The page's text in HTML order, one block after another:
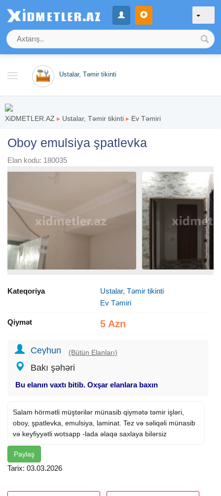
Ustalar, Təmir tikinti
XiDMETLER.AZ ▸ Ustalar, Təmir tikinti ▸ Ev Təmiri
Oboy emulsiya şpatlevka
Elan kodu: 180035
Kateqoriya
Ustalar, Təmir tikinti
Ev Təmiri
Qiymət 5 Azn
Ceyhun (Bütün Elanları)
Bakı şəhəri
Bu elanın vaxtı bitib. Oxşar elanlara baxın
Salam hörmətli müştərilər münasib qiymətə təmir işləri,
oboy, şpatlevka, emulsiya, laminat. Tez və səliqəli münasib
və keyfiyyətli wotsapp -lada əlaqə saxlaya bilərsiz
Paylaş
Tarix: 03.03.2026